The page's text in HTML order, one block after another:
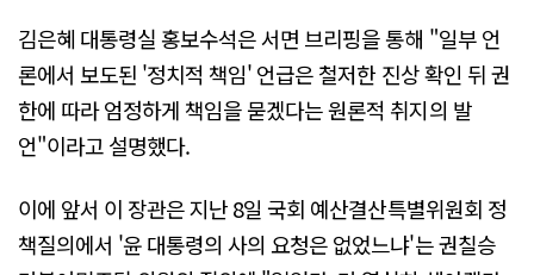
김은혜 대통령실 홍보수석은 서면 브리핑을 통해 "일부 언
론에서 보도된 '정치적 책임' 언급은 철저한 진상 확인 뒤 권
한에 따라 엄정하게 책임을 묻겠다는 원론적 취지의 발
언"이라고 설명했다.
이에 앞서 이 장관은 지난 8일 국회 예산결산특별위원회 정
책질의에서 '윤 대통령의 사의 요청은 없었느냐'는 권칠승